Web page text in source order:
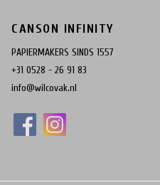
CANSON INFINITY
PAPIERMAKERS SINDS 1557
+31 0528 - 26 91 83
info@wilcovak.nl